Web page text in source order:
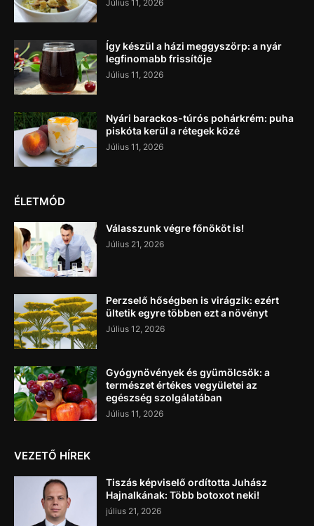
Július 11, 2026
Így készül a házi meggyszörp: a nyár
legfinomabb frissítője
Július 11, 2026
Nyári barackos-túrós pohárkrém: puha
piskóta kerül a rétegek közé
Július 11, 2026
ÉLETMÓD
Válasszunk végre főnököt is!
Július 21, 2026
Perzselő hőségben is virágzik: ezért
ültetik egyre többen ezt a növényt
Július 12, 2026
Gyógynövények és gyümölcsök: a
természet értékes vegyületei az
egészség szolgálatában
Július 11, 2026
VEZETŐ HÍREK
Tiszás képviselő ordította Juhász
Hajnalkának: Több botoxot neki!
július 21, 2026